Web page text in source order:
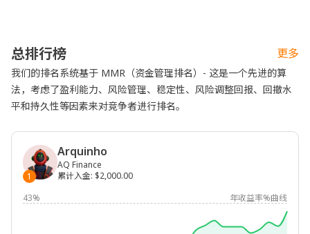
总排行榜 更多
我们的排名系统基于 MMR（资金管理排名）- 这是一个先进的算
法，考虑了盈利能力、风险管理、稳定性、风险调整回报、回撤水
平和持久性等因素来对竞争者进行排名。
1
Arquinho
AQ Finance
累计入金: $2,000.00
43%
年收益率%曲线